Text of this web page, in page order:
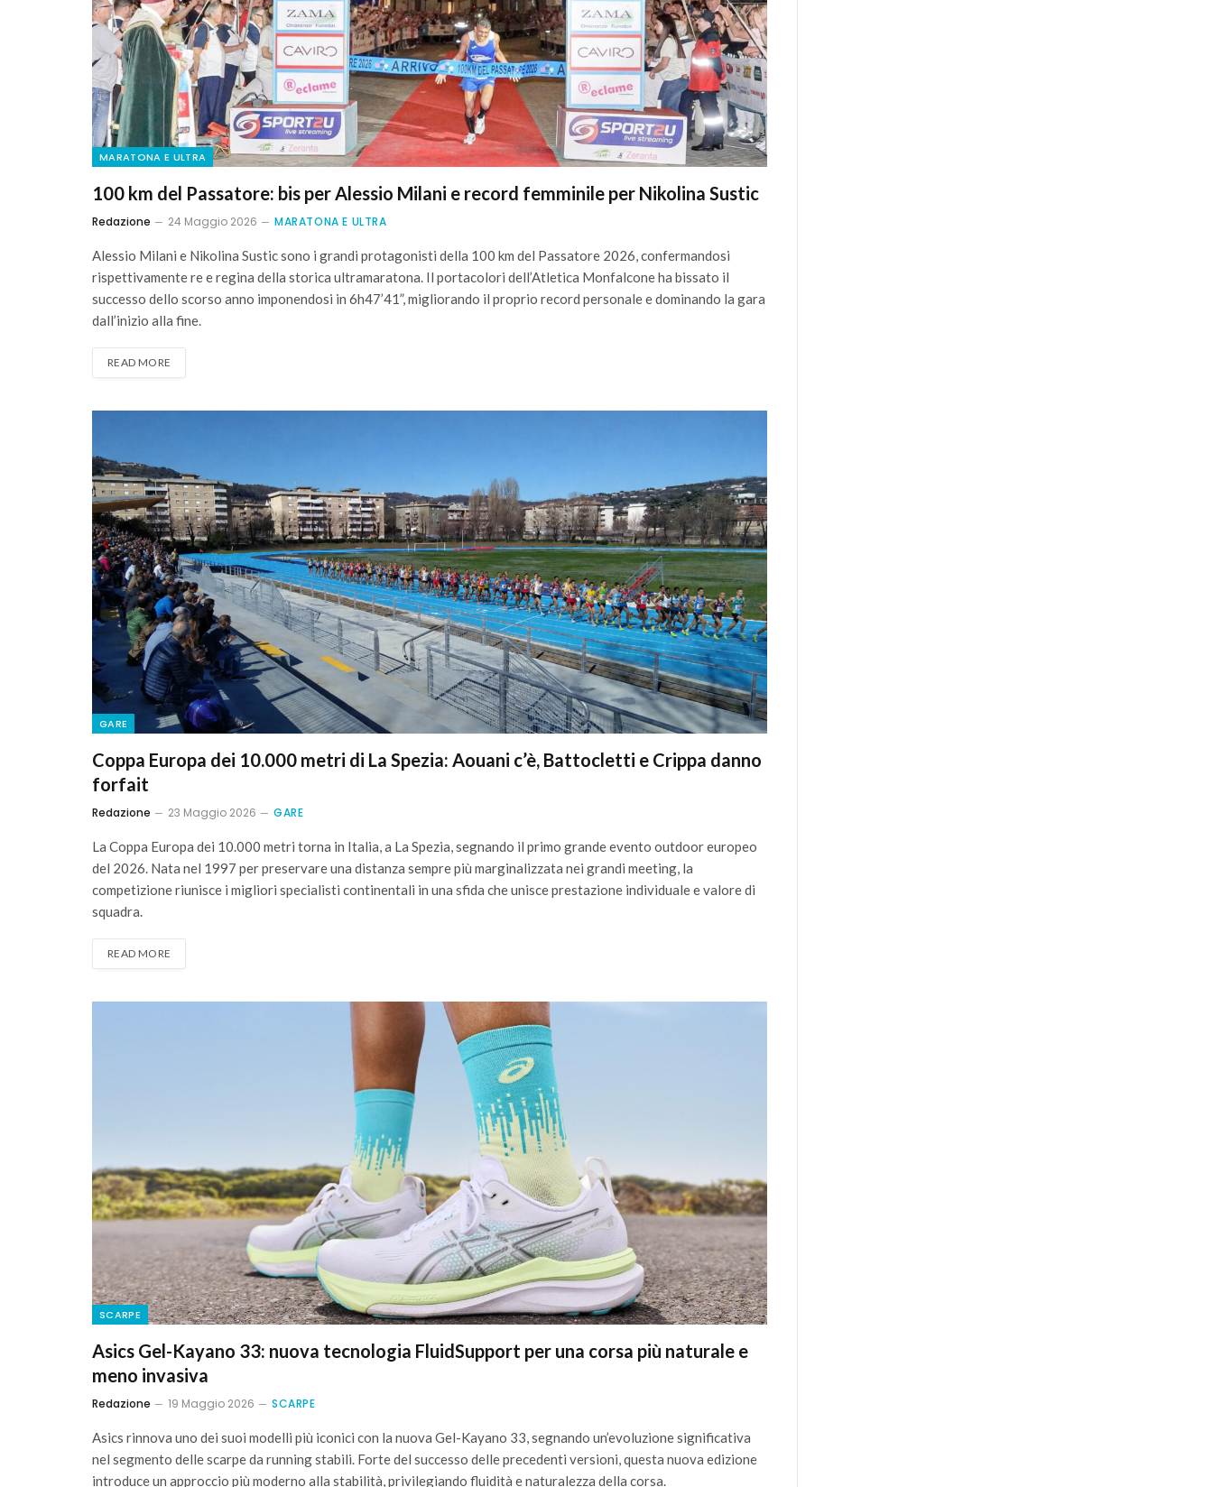
MARATONA E ULTRA
100 km del Passatore: bis per Alessio Milani e record femminile per Nikolina Sustic
Redazione 24 Maggio 2026 MARATONA E ULTRA
Alessio Milani e Nikolina Sustic sono i grandi protagonisti della 100 km del Passatore 2026, confermandosi
rispettivamente re e regina della storica ultramaratona. Il portacolori dell’Atletica Monfalcone ha bissato il
successo dello scorso anno imponendosi in 6h47’41”, migliorando il proprio record personale e dominando la gara
dall’inizio alla fine.
READ MORE
GARE
Coppa Europa dei 10.000 metri di La Spezia: Aouani c’è, Battocletti e Crippa danno
forfait
Redazione 23 Maggio 2026 GARE
La Coppa Europa dei 10.000 metri torna in Italia, a La Spezia, segnando il primo grande evento outdoor europeo
del 2026. Nata nel 1997 per preservare una distanza sempre più marginalizzata nei grandi meeting, la
competizione riunisce i migliori specialisti continentali in una sfida che unisce prestazione individuale e valore di
squadra.
READ MORE
SCARPE
Asics Gel-Kayano 33: nuova tecnologia FluidSupport per una corsa più naturale e
meno invasiva
Redazione 19 Maggio 2026 SCARPE
Asics rinnova uno dei suoi modelli più iconici con la nuova Gel-Kayano 33, segnando un’evoluzione significativa
nel segmento delle scarpe da running stabili. Forte del successo delle precedenti versioni, questa nuova edizione
introduce un approccio più moderno alla stabilità, privilegiando fluidità e naturalezza della corsa.